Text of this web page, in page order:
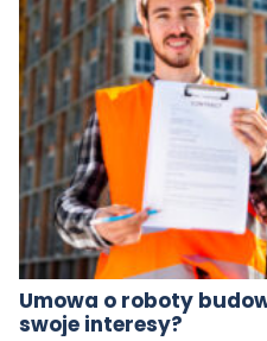
Umowa o roboty
swoje interesy?